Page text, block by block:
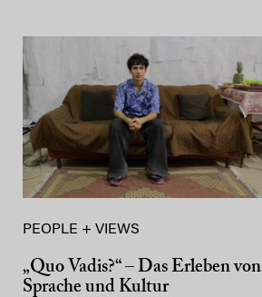
PEOPLE + VIEWS
„Quo Vadis?“ – Das Erleben von
Sprache und Kultur